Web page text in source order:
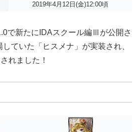
2019年4月12日(金)12:00頃
で新たにIDAスクール編Ⅲが公開さ
ていた「ヒスメナ」が実装され、
れました！